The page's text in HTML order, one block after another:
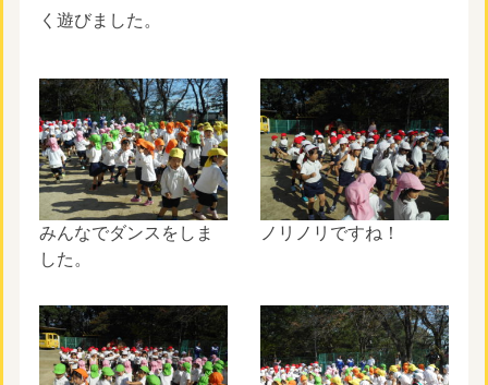
く遊びました。
みんなでダンスをしま
した。
ノリノリですね！